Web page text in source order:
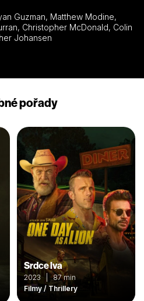
Hull, Heather Johansen
pořady
Srdce lva
2023 | 87 min
Filmy / Thrillery